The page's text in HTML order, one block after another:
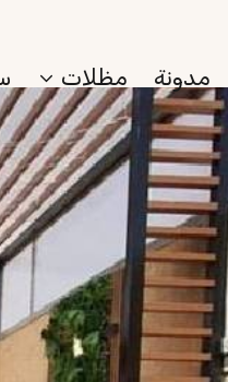
مدونة مظلات